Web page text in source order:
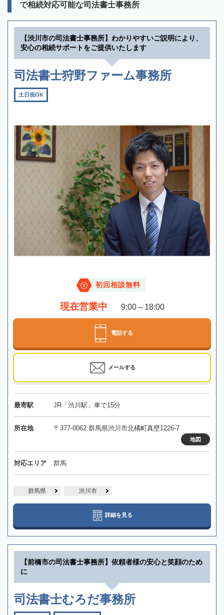
で相続対応可能な司法書士事務所
【渋川市の司法書士事務所】わかりやすいご説明により、
安心の相続サポートをご提供いたします
司法書士狩野ファーム事務所
土日祝OK
初回相談無料
現在営業中 9:00～18:00
電話する
メールする
最寄駅 JR「渋川駅」車で15分
所在地 〒377-0062 群馬県渋川市北橘町真壁1226-7
地図
対応エリア 群馬
群馬県 渋川市
詳細を見る
【前橋市の司法書士事務所】依頼者様の安心と笑顔のため
に
司法書士むろだ事務所